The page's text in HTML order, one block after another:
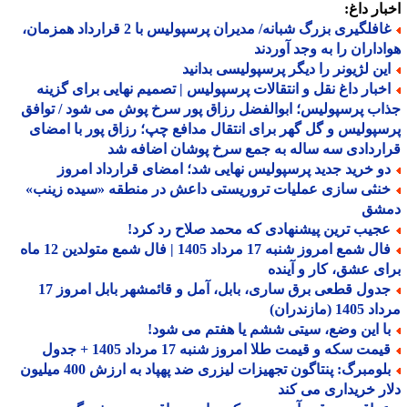
داغ:
غافلگیری بزرگ شبانه/ مدیران پرسپولیس با 2 قرارداد همزمان،
را به وجد آوردند
لژیونر را دیگر پرسپولیسی بدانید
داغ نقل و انتقالات پرسپولیس | تصمیم نهایی برای گزینه
پرسپولیس؛ ابوالفضل رزاق پور سرخ پوش می شود / توافق
و گل گهر برای انتقال مدافع چپ؛ رزاق پور با امضای
سه ساله به جمع سرخ پوشان اضافه شد
خرید جدید پرسپولیس نهایی شد؛ امضای قرارداد امروز
سازی عملیات تروریستی داعش در منطقه «سیده زینب»
ترین پیشنهادی که محمد صلاح رد کرد!
فال شمع امروز شنبه 17 مرداد 1405 | فال شمع متولدین 12 ماه
عشق، کار و آینده
جدول قطعی برق ساری، بابل، آمل و قائمشهر بابل امروز 17
(مازندران)
این وضع، سیتی ششم یا هفتم می شود!
سکه و قیمت طلا امروز شنبه 17 مرداد 1405 + جدول
بلومبرگ: پنتاگون تجهیزات لیزری ضد پهپاد به ارزش 400 میلیون
خریداری می کند